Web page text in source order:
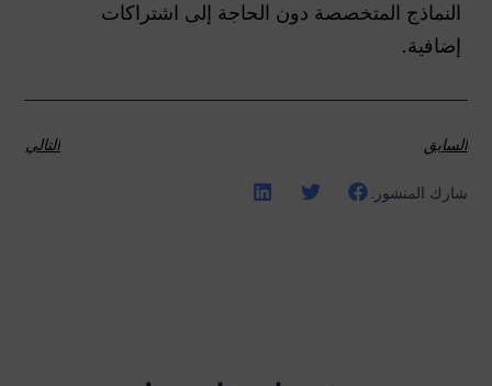
النماذج المتخصصة دون الحاجة إلى اشتراكات
إضافية.
السابق التالي
شارك المنشور: